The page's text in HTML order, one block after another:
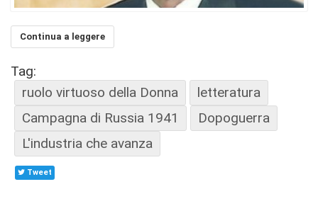
Continua a leggere
Tag:
ruolo virtuoso della Donna
letteratura
Campagna di Russia 1941
Dopoguerra
L'industria che avanza
Tweet